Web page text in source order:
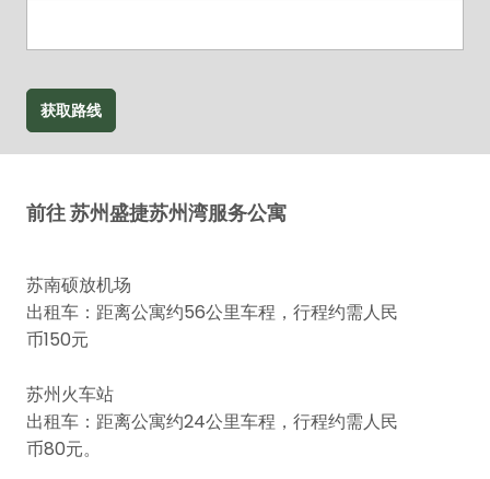
获取路线
前往 苏州盛捷苏州湾服务公寓
苏南硕放机场
出租车：距离公寓约56公里车程，行程约需人民
币150元
苏州火车站
出租车：距离公寓约24公里车程，行程约需人民
币80元。